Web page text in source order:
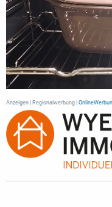
Anzeigen | Regionalwerbung |